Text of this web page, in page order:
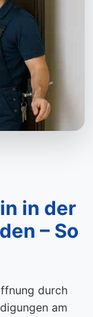
in der
– So
durch
am